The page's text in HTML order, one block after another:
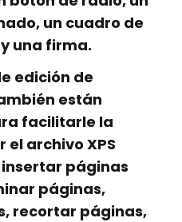
un cuadro de
una firma.
edición de
están
facilitarle la
archivo XPS
páginas
páginas,
recortar páginas,